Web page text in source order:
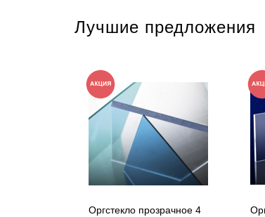
Лучшие предложения
Оргстекло прозрачное 4